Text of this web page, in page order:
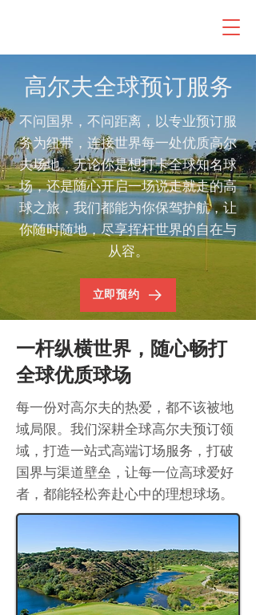
高尔夫全球预订服务
不问国界，不问距离，以专业预订服
务为纽带，连接世界每一处优质高尔
夫场地。无论你是想打卡全球知名球
场，还是随心开启一场说走就走的高
球之旅，我们都能为你保驾护航，让
你随时随地，尽享挥杆世界的自在与
从容。
立即预约
一杆纵横世界，随心畅打
全球优质球场
每一份对高尔夫的热爱，都不该被地
域局限。我们深耕全球高尔夫预订领
域，打造一站式高端订场服务，打破
国界与渠道壁垒，让每一位高球爱好
者，都能轻松奔赴心中的理想球场。